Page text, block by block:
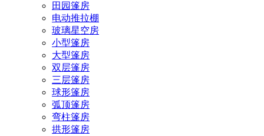
田园篷房
电动推拉棚
玻璃星空房
小型篷房
大型篷房
双层篷房
三层篷房
球形篷房
弧顶篷房
弯柱篷房
拱形篷房